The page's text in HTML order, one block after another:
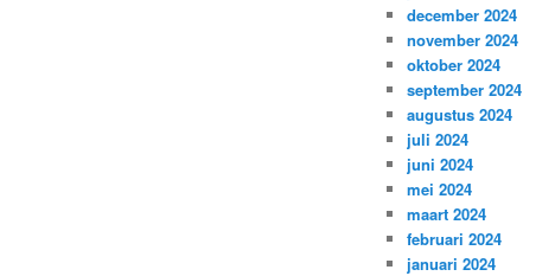
december 2024
november 2024
oktober 2024
september 2024
augustus 2024
juli 2024
juni 2024
mei 2024
maart 2024
februari 2024
januari 2024